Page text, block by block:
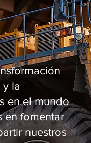
la
en el mundo
en fomentar
nuestros